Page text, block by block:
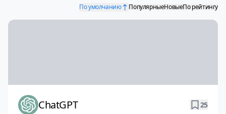
По умолчанию ПопулярныеНовыеПо рейтингу
ChatGPT
25